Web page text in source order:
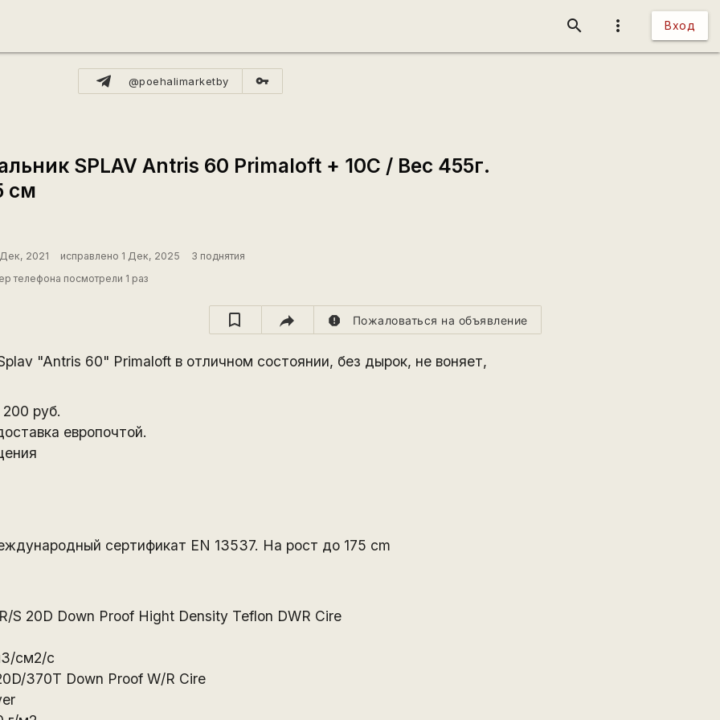
more_vert Вход
search
@poehalimarketby vpn_key
SPLAV Antris 60 Primaloft + 10C / Вес 455г.
см
2021 исправлено 1 Дек, 2025
3 поднятия
телефона посмотрели 1 раз
report Пожаловаться на объявление
"Antris 60" Primaloft в отличном состоянии, без дырок, не воняет,
руб.
европочтой.
сертификат EN 13537. На рост до 175 cm
S 20D Down Proof Hight Density Teflon DWR Cire
см2/с
370T Down Proof W/R Cire